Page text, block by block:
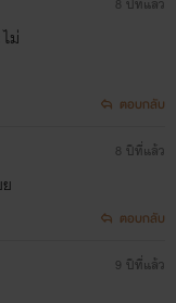
าพร้อมๆ กันว่าไหม ?” อาวุธ
งเปลือยร่างกายแข็งแกร่งแ
ม่
ตอบกลับ
8 ปีที่แล้ว
ตอบกลับ
9 ปีที่แล้ว